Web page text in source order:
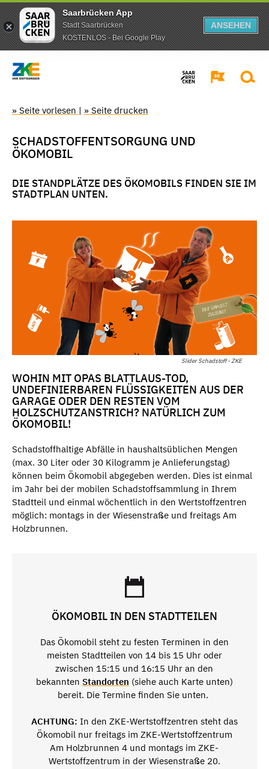
Saarbrücken App
Stadt Saarbrücken
KOSTENLOS - Bei Google Play
ANSEHEN
» Seite vorlesen | » Seite drucken
SCHADSTOFFENTSORGUNG UND
ÖKOMOBIL
DIE STANDPLÄTZE DES ÖKOMOBILS FINDEN SIE IM
STADTPLAN UNTEN.
Slider Schadstoff - ZKE
WOHIN MIT OPAS BLATTLAUS-TOD,
UNDEFINIERBAREN FLÜSSIGKEITEN AUS DER
GARAGE ODER DEN RESTEN VOM
HOLZSCHUTZANSTRICH? NATÜRLICH ZUM
ÖKOMOBIL!
Schadstoffhaltige Abfälle in haushaltsüblichen Mengen
(max. 30 Liter oder 30 Kilogramm je Anlieferungstag)
können beim Ökomobil abgegeben werden. Dies ist einmal
im Jahr bei der mobilen Schadstoffsammlung in Ihrem
Stadtteil und einmal wöchentlich in den Wertstoffzentren
möglich: montags in der Wiesenstraße und freitags Am
Holzbrunnen.
ÖKOMOBIL IN DEN STADTTEILEN
Das Ökomobil steht zu festen Terminen in den
meisten Stadtteilen von 14 bis 15 Uhr oder
zwischen 15:15 und 16:15 Uhr an den
bekannten Standorten (siehe auch Karte unten)
bereit. Die Termine finden Sie unten.
ACHTUNG: In den ZKE-Wertstoffzentren steht das
Ökomobil nur freitags im ZKE-Wertstoffzentrum
Am Holzbrunnen 4 und montags im ZKE-
Wertstoffzentrum in der Wiesenstraße 20.